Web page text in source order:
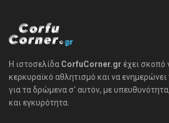
Η ιστοσελίδα CorfuCorner.gr έχει σκοπό
κερκυραϊκό αθλητισμό και να
για τα δρώμενα σ' αυτόν, με
και εγκυρότητα.